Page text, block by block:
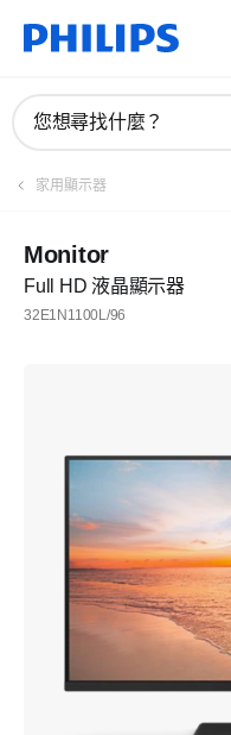
您想尋找什麼？
家用顯示器
Monitor
Full HD 液晶顯示器
32E1N1100L/96